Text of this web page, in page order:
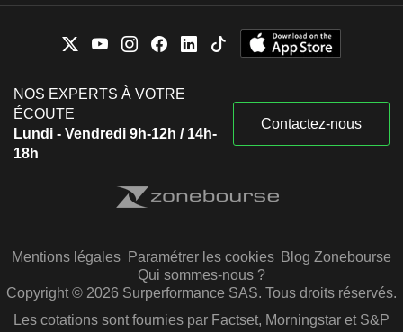
NOS EXPERTS À VOTRE
ÉCOUTE
Lundi - Vendredi 9h-12h / 14h-
18h
Contactez-nous
Mentions légales Paramétrer les cookies Blog Zonebourse
Qui sommes-nous ?
Copyright © 2026 Surperformance SAS. Tous droits réservés.
Les cotations sont fournies par Factset, Morningstar et S&P